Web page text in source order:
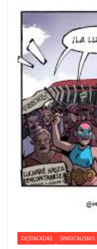
DESTACADAS SINDICALISMO